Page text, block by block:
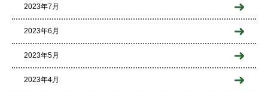
2023年7月
2023年6月
2023年5月
2023年4月